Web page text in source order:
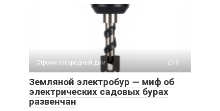
Строим загородный дом 9
Земляной электробур — миф об
электрических садовых бурах
развенчан